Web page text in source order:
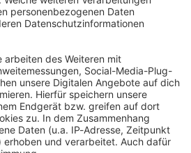
uns etwas sagen?
Studio Hotline